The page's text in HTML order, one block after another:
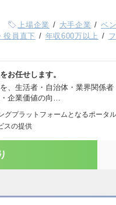
上場企業 大手企業 ベ
役員直下 年収600万以上
お任せします。
、生活者・自治体・業界関係者
企業価値の向…
グプラットフォームとなるポータ
スの提供